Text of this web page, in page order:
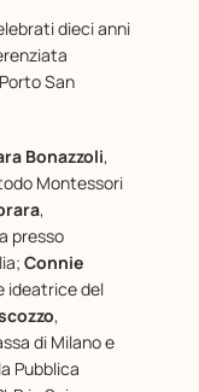
dieci anni
San
Bonazzoli,
Montessori
,
presso
Connie
ideatrice del
,
di Milano e
Pubblica